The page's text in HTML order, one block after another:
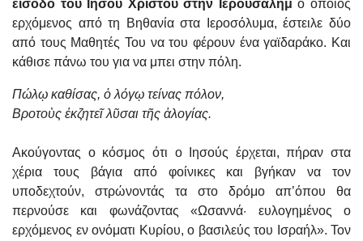
είσοδο του Ιησού Χριστού στην Ιερουσαλήμ ο οποίος
ερχόμενος από τη Βηθανία στα Ιεροσόλυμα, έστειλε δύο
από τους Μαθητές Του να του φέρουν ένα γαϊδαράκο. Και
κάθισε πάνω του για να μπει στην πόλη.
Πώλῳ καθίσας, ὁ λόγῳ τείνας πόλον,
Βροτοὺς ἐκζητεῖ λῦσαι τῆς ἀλογίας.
Ακούγοντας ο κόσμος ότι ο Ιησούς έρχεται, πήραν στα
χέρια τους βάγια από φοίνικες και βγήκαν να τον
υποδεχτούν, στρώνοντάς τα στο δρόμο απ’όπου θα
περνούσε και φωνάζοντας «Ωσαννά· ευλογημένος ο
ερχόμενος εν ονόματι Κυρίου, ο βασιλεύς του Ισραήλ». Τον